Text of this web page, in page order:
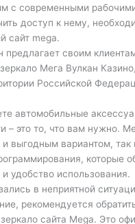
с современными
доступ к нему,
сайт mega.
предлагает своим
Мега Вулкан
Российской
автомобильные
– это то, что вам нужно.
выгодным вариантом, так
которые
удобство использования.
в неприятной
рекомендуется
сайта Mega. Это